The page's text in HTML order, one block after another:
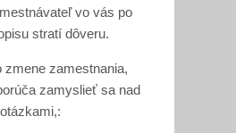
vo vás po
stratí dôveru.
zmene zamestnania,
zamyslieť sa nad